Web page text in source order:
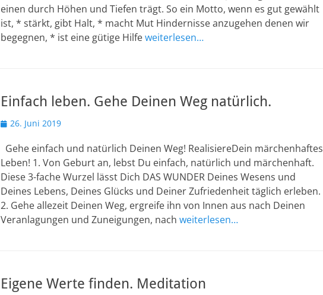
einen durch Höhen und Tiefen trägt. So ein Motto, wenn es gut gewählt
ist, * stärkt, gibt Halt, * macht Mut Hindernisse anzugehen denen wir
begegnen, * ist eine gütige Hilfeweiterlesen…
Einfach leben. Gehe Deinen Weg natürlich.
Veröffentlicht
26. Juni 2019
Gehe einfach und natürlich Deinen Weg! RealisiereDein märchenhaftes
Leben! 1. Von Geburt an, lebst Du einfach, natürlich und märchenhaft.
Diese 3-fache Wurzel lässt Dich DAS WUNDER Deines Wesens und
Deines Lebens, Deines Glücks und Deiner Zufriedenheit täglich erleben.
2. Gehe allezeit Deinen Weg, ergreife ihn von Innen aus nach Deinen
Veranlagungen und Zuneigungen, nach weiterlesen…
Eigene Werte finden. Meditation